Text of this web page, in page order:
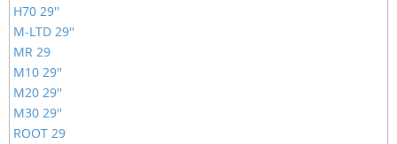
H70 29''
M-LTD 29''
MR 29
M10 29''
M20 29''
M30 29''
ROOT 29